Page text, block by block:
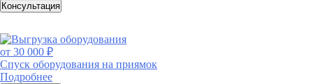
Консультация
от 30 000 ₽
Спуск оборудования на приямок
Подробнее